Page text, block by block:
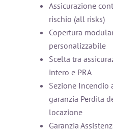
Assicurazione
rischio (all risks)
Copertura
personalizzabile
Scelta tra
intero e PRA
Sezione Incendio
garanzia Perdita
locazione
Garanzia